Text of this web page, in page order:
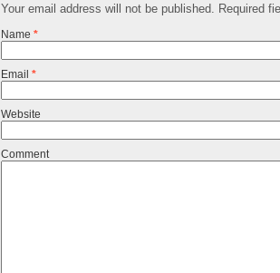
Your email address will not be published. Required
Name *
Email *
Website
Comment